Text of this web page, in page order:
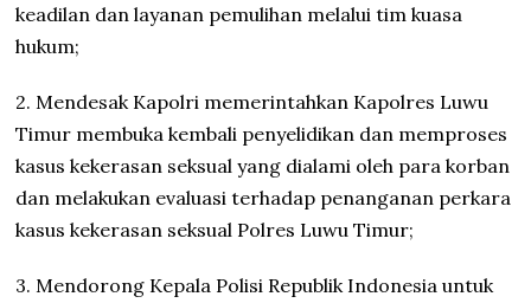
keadilan dan layanan pemulihan melalui tim kuasa
hukum;
2. Mendesak Kapolri memerintahkan Kapolres Luwu
Timur membuka kembali penyelidikan dan memproses
kasus kekerasan seksual yang dialami oleh para korban
dan melakukan evaluasi terhadap penanganan perkara
kasus kekerasan seksual Polres Luwu Timur;
3. Mendorong Kepala Polisi Republik Indonesia untuk